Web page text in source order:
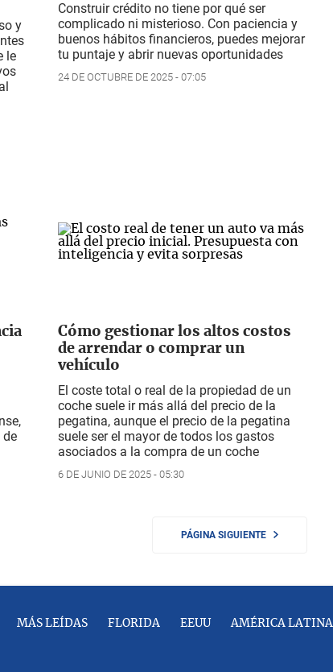
y
le
Construir crédito no tiene por qué ser
complicado ni misterioso. Con paciencia y
buenos hábitos financieros, puedes mejorar
tu puntaje y abrir nuevas oportunidades
24 DE OCTUBRE DE 2025 - 07:05
de
Cómo gestionar los altos costos
de arrendar o comprar un
vehículo
El coste total o real de la propiedad de un
coche suele ir más allá del precio de la
pegatina, aunque el precio de la pegatina
suele ser el mayor de todos los gastos
asociados a la compra de un coche
6 DE JUNIO DE 2025 - 05:30
PÁGINA SIGUIENTE
MÁS LEÍDAS FLORIDA EEUU AMÉRICA LATINA